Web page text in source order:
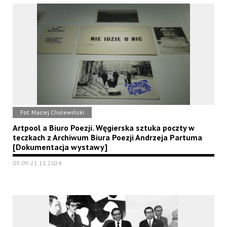
Fot. Maciej Cholewiński
Artpool a Biuro Poezji. Węgierska sztuka poczty w
teczkach z Archiwum Biura Poezji Andrzeja Partuma
[Dokumentacja wystawy]
03.09-21.11.2024